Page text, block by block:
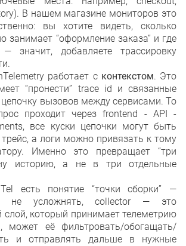
В нашем магазине мониторов это
вы хотите видеть, сколько
занимает “оформление заказа” и где
значит, добавляете трассировку
работает с контекстом. Это
“пронести” trace id и связанные
вызовов между сервисами. То
проходит через frontend - API -
все куски цепочки могут быть
а логи можно привязать к тому
Именно это превращает “три
историю, а не в три отдельные
есть понятие “точки сборки” —
не усложнять, collector — это
который принимает телеметрию
может её фильтровать/обогащать/
и отправлять дальше в нужные